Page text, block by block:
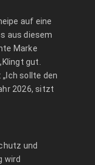
auf eine
aus diesem
Marke
gut.
sollte den
2026, sitzt
und
wird